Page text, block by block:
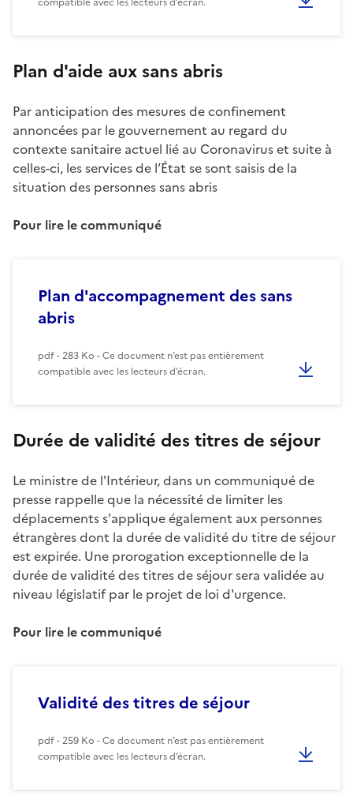
Plan d'aide aux sans abris
Par anticipation des mesures de confinement
annoncées par le gouvernement au regard du
contexte sanitaire actuel lié au Coronavirus et suite à
celles-ci, les services de l’État se sont saisis de la
situation des personnes sans abris
Pour lire le communiqué
Plan d'accompagnement des sans
abris
pdf - 283 Ko - Ce document n’est pas entièrement
compatible avec les lecteurs d’écran.
Durée de validité des titres de séjour
Le ministre de l'Intérieur, dans un communiqué de
presse rappelle que la nécessité de limiter les
déplacements s'applique également aux personnes
étrangères dont la durée de validité du titre de séjour
est expirée. Une prorogation exceptionnelle de la
durée de validité des titres de séjour sera validée au
niveau législatif par le projet de loi d'urgence.
Pour lire le communiqué
Validité des titres de séjour
pdf - 259 Ko - Ce document n’est pas entièrement
compatible avec les lecteurs d’écran.